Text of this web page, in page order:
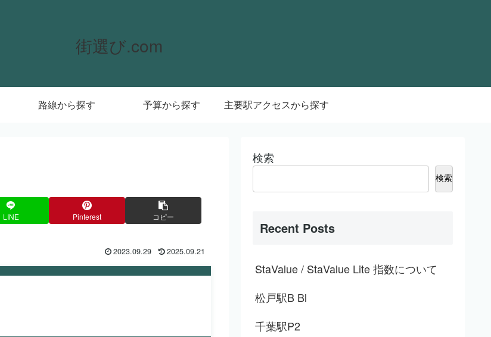
街選び.com
路線から探す 予算から探す 主要駅アクセスから探す
LINE Pinterest コピー
2023.09.29 2025.09.21
検索
検索
Recent Posts
StaValue / StaValue Lite 指数について
松戸駅B Bl
千葉駅P2